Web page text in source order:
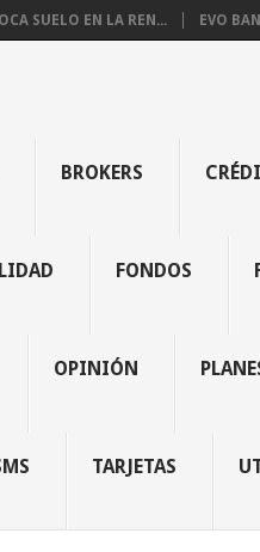
SUELO EN LA REN... EVO
BROKERS
FONDOS
OPINIÓN
TARJETAS